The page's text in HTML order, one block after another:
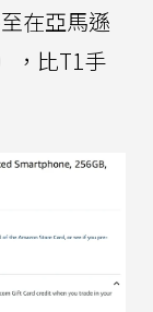
在亞馬遜
，比T1手